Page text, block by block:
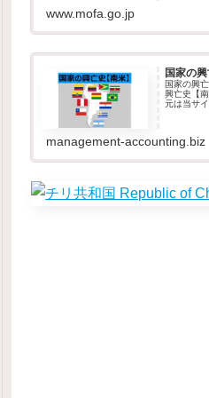
www.mofa.go.jp
国家の
国家の興
興亡史【
元は当サ
management-accounting.biz